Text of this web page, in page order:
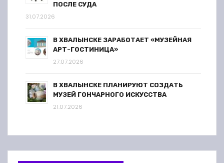
ПОСЛЕ СУДА
31.07.2026
В ХВАЛЫНСКЕ ЗАРАБОТАЕТ «МУЗЕЙНАЯ
АРТ-ГОСТИНИЦА»
27.07.2026
В ХВАЛЫНСКЕ ПЛАНИРУЮТ СОЗДАТЬ
МУЗЕЙ ГОНЧАРНОГО ИСКУССТВА
21.07.2026